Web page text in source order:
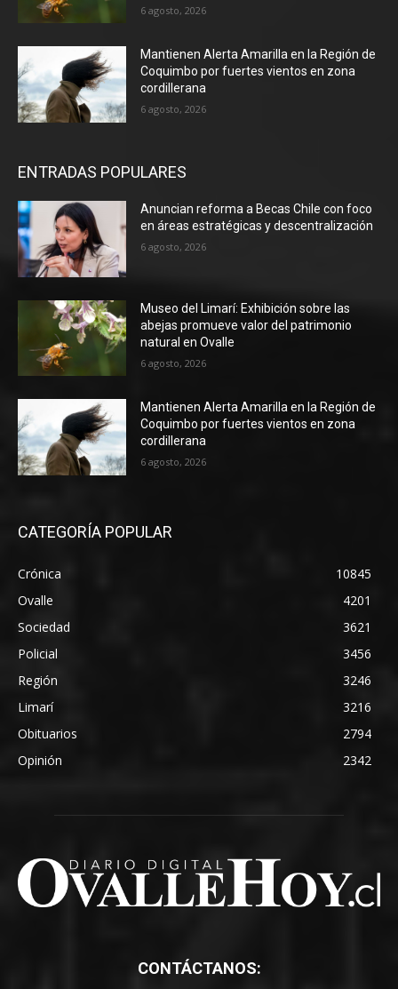
6 agosto, 2026
Mantienen Alerta Amarilla en la Región de
Coquimbo por fuertes vientos en zona
cordillerana
6 agosto, 2026
ENTRADAS POPULARES
Anuncian reforma a Becas Chile con foco
en áreas estratégicas y descentralización
6 agosto, 2026
Museo del Limarí: Exhibición sobre las
abejas promueve valor del patrimonio
natural en Ovalle
6 agosto, 2026
Mantienen Alerta Amarilla en la Región de
Coquimbo por fuertes vientos en zona
cordillerana
6 agosto, 2026
CATEGORÍA POPULAR
Crónica
10845
Ovalle
4201
Sociedad
3621
Policial
3456
Región
3246
Limarí
3216
Obituarios
2794
Opinión
2342
CONTÁCTANOS: